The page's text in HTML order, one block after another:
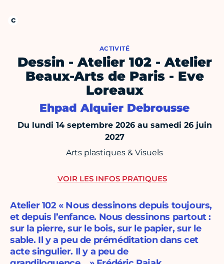
ACTIVITÉ
Dessin - Atelier 102 - Atelier
Beaux-Arts de Paris - Eve
Loreaux
Ehpad Alquier Debrousse
Du lundi 14 septembre 2026 au samedi 26 juin
2027
Arts plastiques & Visuels
Atelier 102 « Nous dessinons depuis toujours,
et depuis l’enfance. Nous dessinons partout :
sur la pierre, sur le bois, sur le papier, sur le
sable. Il y a peu de préméditation dans cet
acte singulier. Il y a peu de
VOIR LES INFOS PRATIQUES